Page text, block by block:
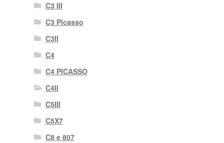
C3 III
C3 Picasso
C3II
C4
C4 PICASSO
C4II
C5III
C5X7
C8 e 807